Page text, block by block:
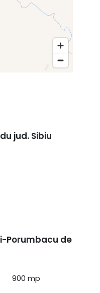
jud. Sibiu
Porumbacu de
900 mp